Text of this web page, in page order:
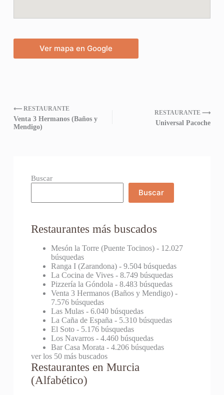
Ver mapa en Google
⟵ RESTAURANTE
Venta 3 Hermanos (Baños y
Mendigo)
RESTAURANTE ⟶
Universal Pacoche
Buscar
Buscar
Restaurantes más buscados
Mesón la Torre (Puente Tocinos)- 12.027
búsquedas
Ranga I (Zarandona)- 9.504 búsquedas
La Cocina de Vives- 8.749 búsquedas
Pizzería la Góndola - 8.483 búsquedas
Venta 3 Hermanos (Baños y Mendigo)-
7.576 búsquedas
Las Mulas- 6.040 búsquedas
La Caña de España - 5.310 búsquedas
El Soto- 5.176 búsquedas
Los Navarros- 4.460 búsquedas
Bar Casa Morata - 4.206 búsquedas
ver los 50 más buscados
Restaurantes en Murcia
(Alfabético)